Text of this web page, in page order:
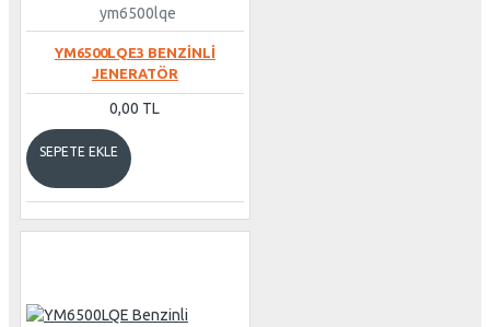
ym6500lqe
YM6500LQE3 BENZINLI
JENERATÖR
0,00 TL
SEPETE EKLE